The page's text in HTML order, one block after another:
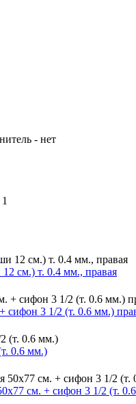
- нет
см.) т. 0.4 мм., правая
сифон 3 1/2 (т. 0.6 мм.)
0.6 мм.)
см. + сифон 3 1/2 (т.